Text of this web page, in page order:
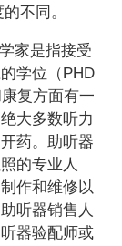
不同。
家是指接受
学位（PHD
复方面有一
大多数听力
药。助听器
的专业人
作和维修以
听器销售人
器验配师或